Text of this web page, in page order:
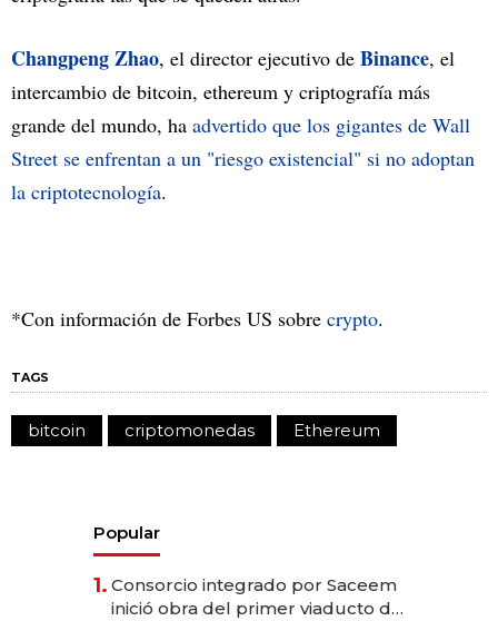
Changpeng Zhao, el director ejecutivo de Binance, el
intercambio de bitcoin, ethereum y criptografía más
grande del mundo, ha advertido que los gigantes de Wall
Street se enfrentan a un "riesgo existencial" si no adoptan
la criptotecnología.
*Con información de Forbes US sobre crypto.
TAGS
bitcoin criptomonedas Ethereum
Popular
1. Consorcio integrado por Saceem
inició obra del primer viaducto de